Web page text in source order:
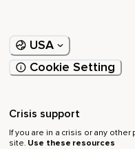
In diesem Zustand und
Welche Kraft sie hat.
USA
Cookie Setting
Crisis support
If you are in a crisis or any
site. Use these resources